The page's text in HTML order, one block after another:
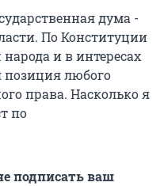
дума -
По Конституции
и в интересах
позиция любого
права. Насколько я
по
подписать ваш